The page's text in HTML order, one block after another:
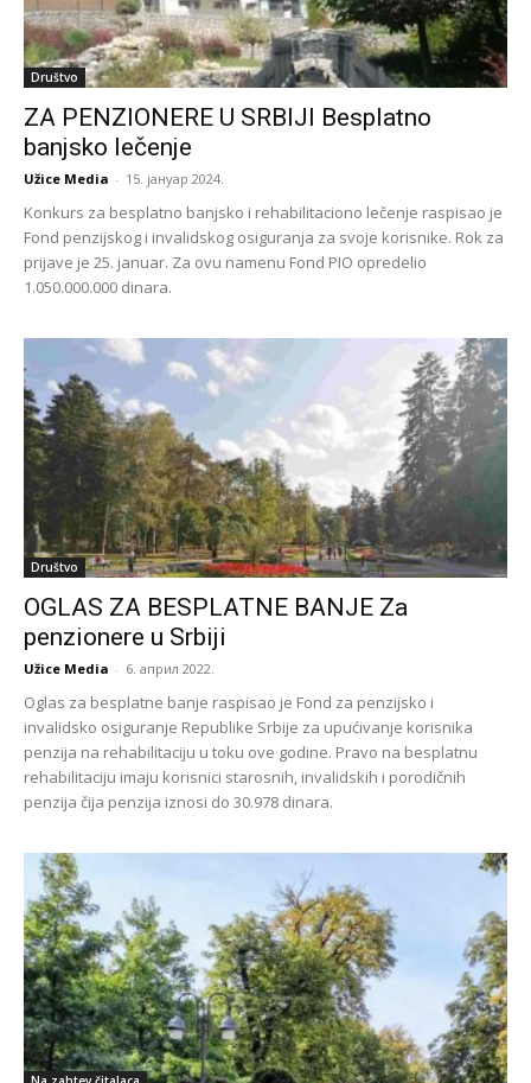
Društvo
ZA PENZIONERE U SRBIJI Besplatno
banjsko lečenje
Užice Media - 15. јануар 2024.
Konkurs za besplatno banjsko i rehabilitaciono lečenje raspisao je
Fond penzijskog i invalidskog osiguranja za svoje korisnike. Rok za
prijave je 25. januar. Za ovu namenu Fond PIO opredelio
1.050.000.000 dinara.
Društvo
OGLAS ZA BESPLATNE BANJE Za
penzionere u Srbiji
Užice Media - 6. април 2022.
Oglas za besplatne banje raspisao je Fond za penzijsko i
invalidsko osiguranje Republike Srbije za upućivanje korisnika
penzija na rehabilitaciju u toku ove godine. Pravo na besplatnu
rehabilitaciju imaju korisnici starosnih, invalidskih i porodičnih
penzija čija penzija iznosi do 30.978 dinara.